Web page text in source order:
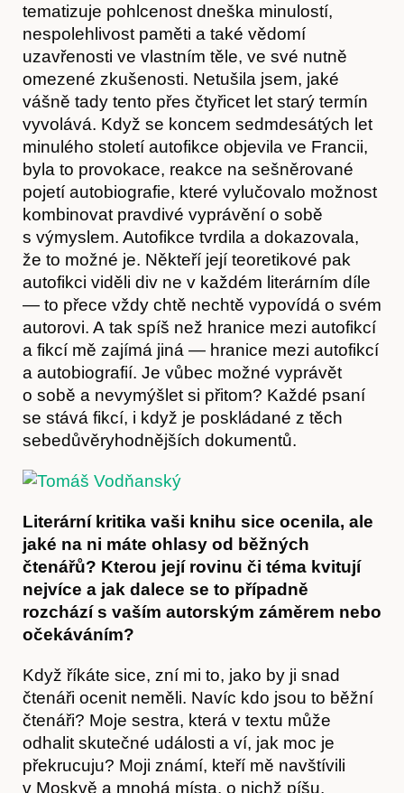
Časopis
Hostcast
tematizuje pohlcenost dneška minulostí,
nespolehlivost paměti a také vědomí
uzavřenosti ve vlastním těle, ve své nutně
omezené zkušenosti. Netušila jsem, jaké
vášně tady tento přes čtyřicet let starý termín
vyvolává. Když se koncem sedmdesátých let
minulého století autofikce objevila ve Francii,
byla to provokace, reakce na sešněrované
pojetí autobiografie, které vylučovalo možnost
kombinovat pravdivé vyprávění o sobě
s výmyslem. Autofikce tvrdila a dokazovala,
že to možné je. Někteří její teoretikové pak
autofikci viděli div ne v každém literárním díle
— to přece vždy chtě nechtě vypovídá o svém
autorovi. A tak spíš než hranice mezi autofikcí
a fikcí mě zajímá jiná — hranice mezi autofikcí
a autobiografií. Je vůbec možné vyprávět
o sobě a nevymýšlet si přitom? Každé psaní
se stává fikcí, i když je poskládané z těch
sebedůvěryhodnějších dokumentů.
Literární kritika vaši knihu sice ocenila, ale
jaké na ni máte ohlasy od běžných
čtenářů? Kterou její rovinu či téma kvitují
nejvíce a jak dalece se to případně
rozchází s vaším autorským záměrem nebo
očekáváním?
Když říkáte sice, zní mi to, jako by ji snad
čtenáři ocenit neměli. Navíc kdo jsou to běžní
čtenáři? Moje sestra, která v textu může
odhalit skutečné události a ví, jak moc je
překrucuju? Moji známí, kteří mě navštívili
v Moskvě a mnohá místa, o nichž píšu,